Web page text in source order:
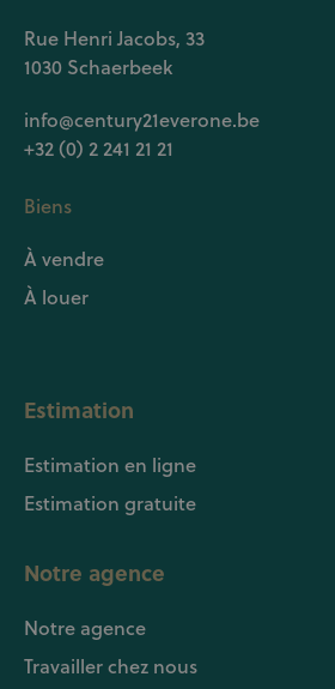
Rue Henri Jacobs, 33
1030 Schaerbeek
info@century21everone.be
+32 (0) 2 241 21 21
Biens
À vendre
À louer
Estimation
Estimation en ligne
Estimation gratuite
Notre agence
Notre agence
Travailler chez nous